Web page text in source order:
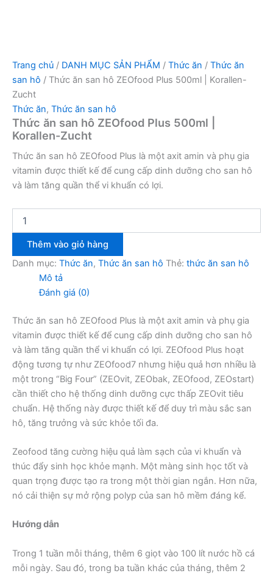
Trang chủ / DANH MỤC SẢN PHẨM / Thức ăn / Thức ăn
san hô / Thức ăn san hô ZEOfood Plus 500ml | Korallen-
Zucht
Thức ăn, Thức ăn san hô
Thức ăn san hô ZEOfood Plus 500ml |
Korallen-Zucht
Thức ăn san hô ZEOfood Plus là một axit amin và phụ gia
vitamin được thiết kế để cung cấp dinh dưỡng cho san hô
và làm tăng quần thể vi khuẩn có lợi.
Thêm vào giỏ hàng
Danh mục: Thức ăn, Thức ăn san hô Thẻ: thức ăn san hô
Mô tả
Đánh giá (0)
Thức ăn san hô ZEOfood Plus là một axit amin và phụ gia
vitamin được thiết kế để cung cấp dinh dưỡng cho san hô
và làm tăng quần thể vi khuẩn có lợi. ZEOfood Plus hoạt
động tương tự như ZEOfood7 nhưng hiệu quả hơn nhiều là
một trong “Big Four” (ZEOvit, ZEObak, ZEOfood, ZEOstart)
cần thiết cho hệ thống dinh dưỡng cực thấp ZEOvit tiêu
chuẩn. Hệ thống này được thiết kế để duy trì màu sắc san
hô, tăng trưởng và sức khỏe tối đa.
Zeofood tăng cường hiệu quả làm sạch của vi khuẩn và
thúc đẩy sinh học khỏe mạnh. Một màng sinh học tốt và
quan trọng được tạo ra trong một thời gian ngắn. Hơn nữa,
nó cải thiện sự mở rộng polyp của san hô mềm đáng kể.
Hướng dẫn
Trong 1 tuần mỗi tháng, thêm 6 giọt vào 100 lít nước hồ cá
mỗi ngày. Sau đó, trong ba tuần khác của tháng, thêm 2